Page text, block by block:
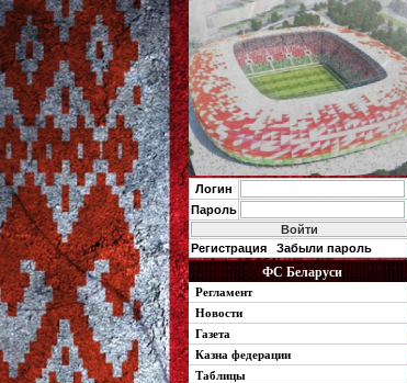
Логин
Пароль
Регистрация Забыли пароль
ФС Беларуси
Регламент
Новости
Газета
Казна федерации
Таблицы